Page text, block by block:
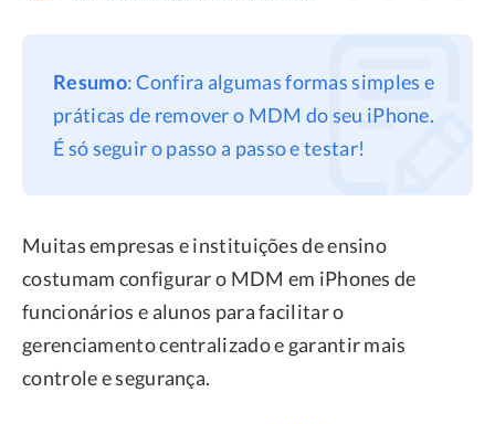
Sobre nós
Assistência
Privacidade
Resumo: Confira algumas formas simples e
práticas de remover o MDM do seu iPhone.
É só seguir o passo a passo e testar!
Muitas empresas e instituições de ensino
costumam configurar o MDM em iPhones de
funcionários e alunos para facilitar o
gerenciamento centralizado e garantir mais
controle e segurança.